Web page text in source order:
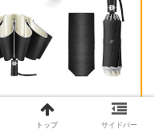
トップ サイドバー